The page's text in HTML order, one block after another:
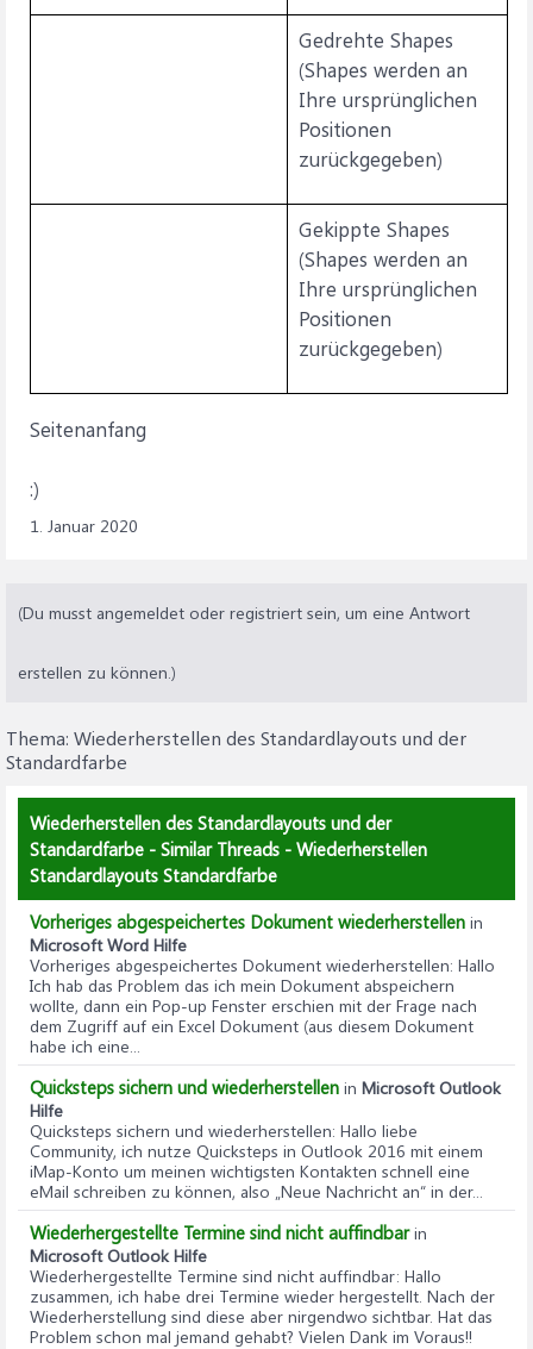
Gedrehte Shapes
(Shapes werden an
Ihre ursprünglichen
Positionen
zurückgegeben)
Gekippte Shapes
(Shapes werden an
Ihre ursprünglichen
Positionen
zurückgegeben)
Seitenanfang
:)
1. Januar 2020
(Du musst angemeldet oder registriert sein, um eine Antwort
erstellen zu können.)
Thema: Wiederherstellen des Standardlayouts und der
Standardfarbe
Wiederherstellen des Standardlayouts und der
Standardfarbe - Similar Threads - Wiederherstellen
Standardlayouts Standardfarbe
Vorheriges abgespeichertes Dokument wiederherstellen in
Microsoft Word Hilfe
Vorheriges abgespeichertes Dokument wiederherstellen: Hallo
Ich hab das Problem das ich mein Dokument abspeichern
wollte, dann ein Pop-up Fenster erschien mit der Frage nach
dem Zugriff auf ein Excel Dokument (aus diesem Dokument
habe ich eine...
Quicksteps sichern und wiederherstellen in Microsoft Outlook
Hilfe
Quicksteps sichern und wiederherstellen: Hallo liebe
Community, ich nutze Quicksteps in Outlook 2016 mit einem
iMap-Konto um meinen wichtigsten Kontakten schnell eine
eMail schreiben zu können, also „Neue Nachricht an“ in der...
Wiederhergestellte Termine sind nicht auffindbarin
Microsoft Outlook Hilfe
Wiederhergestellte Termine sind nicht auffindbar: Hallo
zusammen, ich habe drei Termine wieder hergestellt. Nach der
Wiederherstellung sind diese aber nirgendwo sichtbar. Hat das
Problem schon mal jemand gehabt? Vielen Dank im Voraus!!